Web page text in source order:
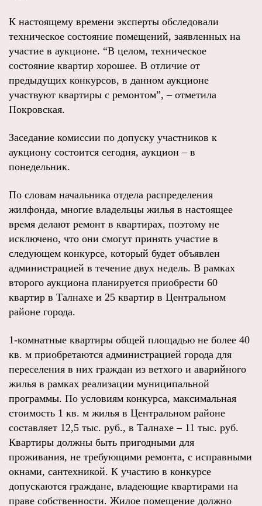
К настоящему времени эксперты обследовали
техническое состояние помещений, заявленных на
участие в аукционе. “В целом, техническое
состояние квартир хорошее. В отличие от
предыдущих конкурсов, в данном аукционе
участвуют квартиры с ремонтом”, – отметила
Покровская.
Заседание комиссии по допуску участников к
аукциону состоится сегодня, аукцион – в
понедельник.
По словам начальника отдела распределения
жилфонда, многие владельцы жилья в настоящее
время делают ремонт в квартирах, поэтому не
исключено, что они смогут принять участие в
следующем конкурсе, который будет объявлен
администрацией в течение двух недель. В рамках
второго аукциона планируется приобрести 60
квартир в Талнахе и 25 квартир в Центральном
районе города.
1-комнатные квартиры общей площадью не более 40
кв. м приобретаются администрацией города для
переселения в них граждан из ветхого и аварийного
жилья в рамках реализации муниципальной
программы. По условиям конкурса, максимальная
стоимость 1 кв. м жилья в Центральном районе
составляет 12,5 тыс. руб., в Талнахе – 11 тыс. руб.
Квартиры должны быть пригодными для
проживания, не требующими ремонта, с исправными
окнами, сантехникой. К участию в конкурсе
допускаются граждане, владеющие квартирами на
праве собственности. Жилое помещение должно